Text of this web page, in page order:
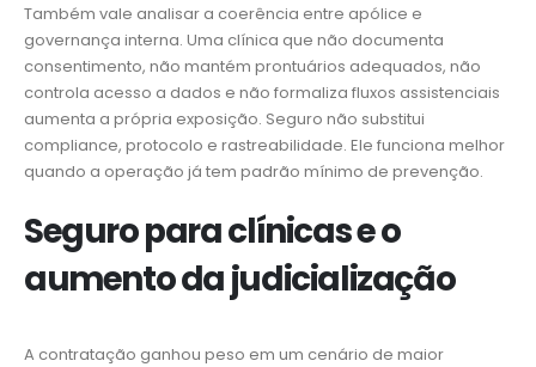
Também vale analisar a coerência entre apólice e
governança interna. Uma clínica que não documenta
consentimento, não mantém prontuários adequados, não
controla acesso a dados e não formaliza fluxos assistenciais
aumenta a própria exposição. Seguro não substitui
compliance, protocolo e rastreabilidade. Ele funciona melhor
quando a operação já tem padrão mínimo de prevenção.
Seguro para clínicas e o
aumento da judicialização
A contratação ganhou peso em um cenário de maior